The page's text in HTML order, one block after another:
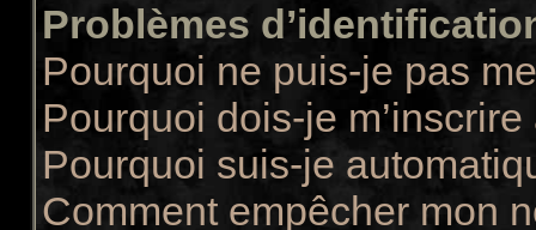
Problèmes
Pourquoi ne puis-je pas
Pourquoi dois-je
Pourquoi suis-je
Comment empêcher mon